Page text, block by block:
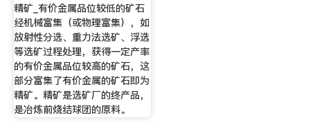
精矿_有价金属品位较低的矿石
经机械富集（或物理富集），如
放射性分选、重力法选矿、浮选
等选矿过程处理，获得一定产率
的有价金属品位较高的矿石，这
部分富集了有价金属的矿石即为
精矿。精矿是选矿厂的终产品，
是冶炼前烧结球团的原料。